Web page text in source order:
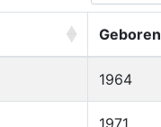
Geboren
1964
1971